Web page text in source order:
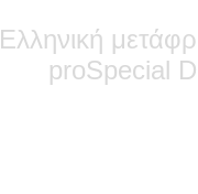
Ελληνική
proSpecial